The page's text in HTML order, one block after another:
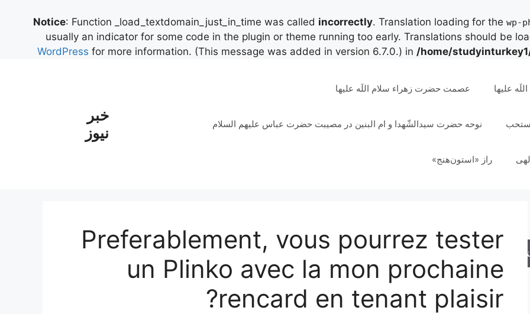
Notice: Function _load_textdomain_just_in_time was called incorrectly. Translation loading for the wp-
usually an indicator for some code in the plugin or theme running too early. Translations should be
WordPress for more information. (This message was added in version 6.7.0.) in /home/
خبر
نیوز
علیها عصمت حضرت زهراء سلام اللَه علیها
نوحه حضرت سیدالشّهدا و ام البنین در مصیبت حضرت عباس علیهم السلام
راز «استون‌هنج»
Preferablement, vous pourrez tester
un Plinko avec la mon prochaine
rencard en tenant plaisir?